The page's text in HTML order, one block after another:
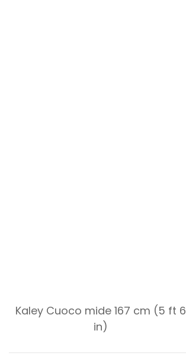
Kaley Cuoco mide 167 cm (5 ft 6
in)